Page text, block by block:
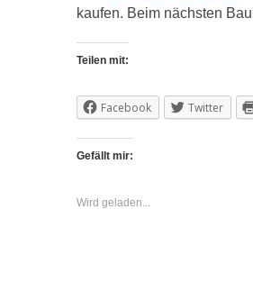
kaufen. Beim nächsten
Teilen mit:
Facebook Twitter
Gefällt mir:
Wird geladen...